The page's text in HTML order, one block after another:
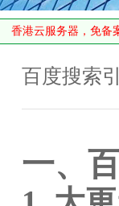
香港云服务器，免备
百度搜索
一、